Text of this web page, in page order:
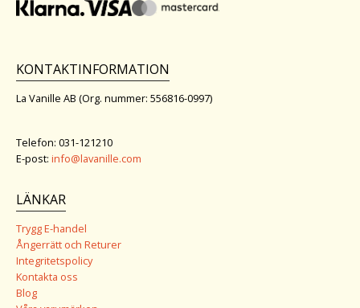
KONTAKTINFORMATION
La Vanille AB (Org. nummer: 556816-0997)
Telefon: 031-121210
E-post: info@lavanille.com
LÄNKAR
Trygg E-handel
Ångerrätt och Returer
Integritetspolicy
Kontakta oss
Blog